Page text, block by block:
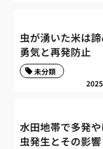
虫が湧いた米は
勇気と再発防止
未分類
水田地帯で多発
虫発生とその影響